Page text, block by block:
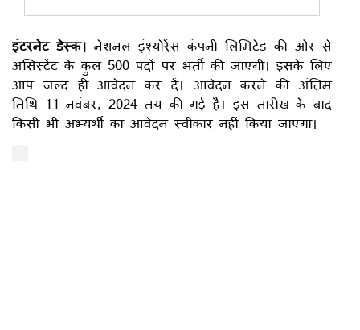
इंटरनेट डेस्क। नेशनल इंश्योरेंस कंपनी लिमिटेड की ओर से
असिस्टेंट के कुल 500 पदों पर भर्ती की जाएगी। इसके लिए
आप जल्द ही आवेदन कर दें। आवेदन करने की अंतिम
तिथि 11 नवंबर, 2024 तय की गई है। इस तारीख के बाद
किसी भी अभ्यर्थी का आवेदन स्वीकार नहीं किया जाएगा।